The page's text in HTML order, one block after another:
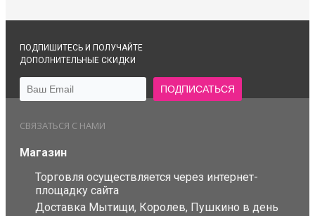
ПОДПИШИТЕСЬ И ПОЛУЧАЙТЕ
ДОПОЛНИТЕЛЬНЫЕ СКИДКИ
СВЯЗАТЬСЯ С НАМИ
Магазин
Торговля осуществляется через интернет-
площадку сайта
Доставка Мытищи, Королев, Пушкино в день